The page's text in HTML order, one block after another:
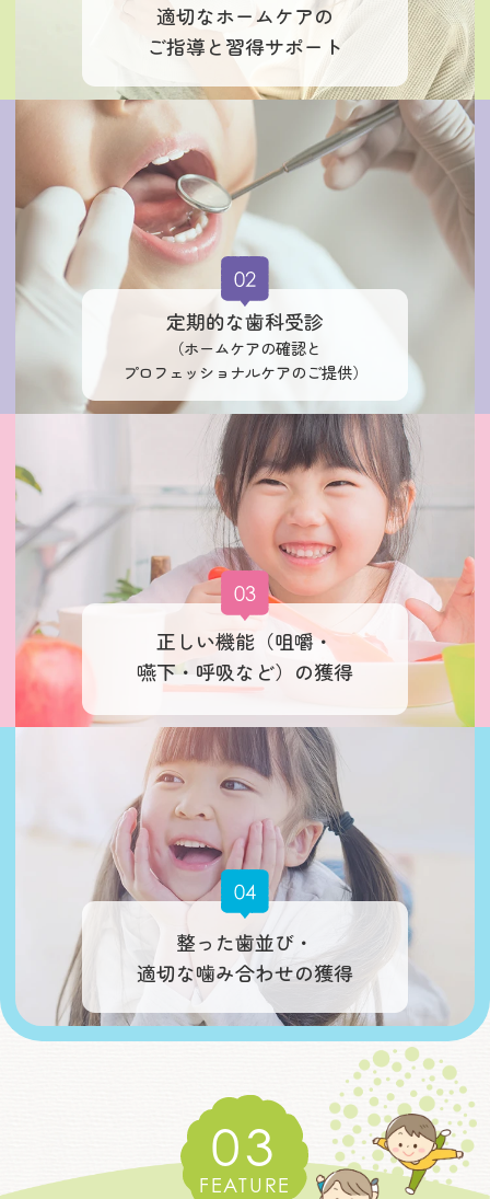
適切なホームケアの
ご指導と習得サポート
定期的な歯科受診
（ホームケアの確認と
プロフェッショナルケアのご提供）
正しい機能（咀嚼・
嚥下・呼吸など）の獲得
整った歯並び・
適切な噛み合わせの獲得
03
FEATURE